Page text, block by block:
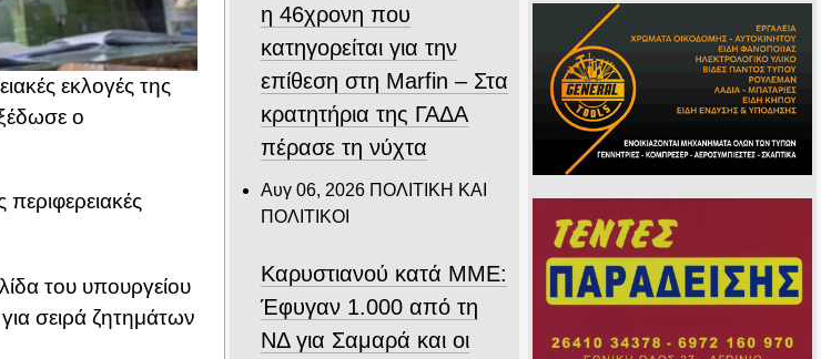
εκλογές της
ο
περιφερειακές
του υπουργείου
σειρά ζητημάτων
η 46χρονη που
κατηγορείται για την
επίθεση στη Marfin – Στα
κρατητήρια της ΓΑΔΑ
πέρασε τη νύχτα
Αυγ 06, 2026 ΠΟΛΙΤΙΚΗ ΚΑΙ
ΠΟΛΙΤΙΚΟΙ
Καρυστιανού κατά ΜΜΕ:
Έφυγαν 1.000 από τη
ΝΔ για Σαμαρά και οι